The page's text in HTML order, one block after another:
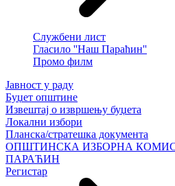
Службени лист
Гласило ''Наш Параћин''
Промо филм
Јавност у раду
Буџет општине
Извештај о извршењу буџета
Локални избори
Планска/стратешка документа
ОПШТИНСКА ИЗБОРНА
ПАРАЋИН
Регистар